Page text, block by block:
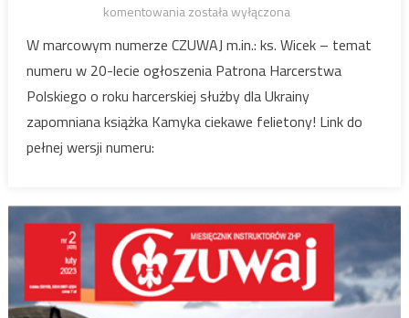
komentowaniaCZUWAJ
została wyłączona
W marcowym numerze CZUWAJ m.in.: ks. Wicek – temat
numeru w 20-lecie ogłoszenia Patrona Harcerstwa
Polskiego o roku harcerskiej służby dla Ukrainy
zapomniana książka Kamyka ciekawe felietony! Link do
pełnej wersji numeru: